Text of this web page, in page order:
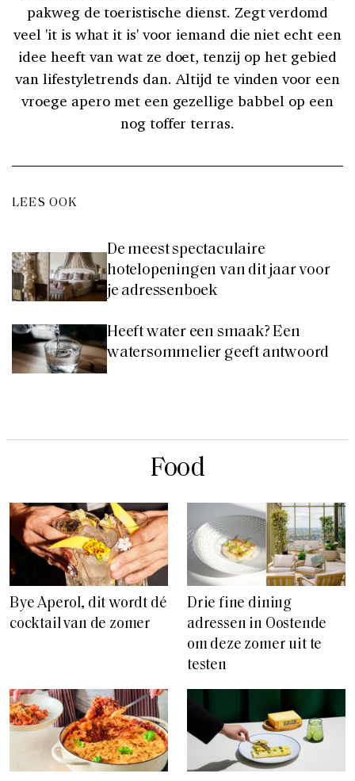
pakweg de toeristische dienst. Zegt verdomd
veel 'it is what it is' voor iemand die niet echt een
idee heeft van wat ze doet, tenzij op het gebied
van lifestyletrends dan. Altijd te vinden voor een
vroege apero met een gezellige babbel op een
nog toffer terras.
LEES OOK
De meest spectaculaire
hotelopeningen van dit jaar voor
je adressenboek
Heeft water een smaak? Een
watersommelier geeft antwoord
Food
Bye Aperol, dit wordt dé
cocktail van de zomer
Drie fine dining
adressen in Oostende
om deze zomer uit te
testen